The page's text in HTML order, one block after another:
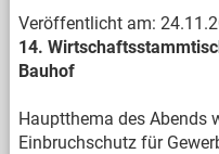
Veröffentlicht am:
14.
Bauhof
Hauptthema des Abends
Einbruchschutz für